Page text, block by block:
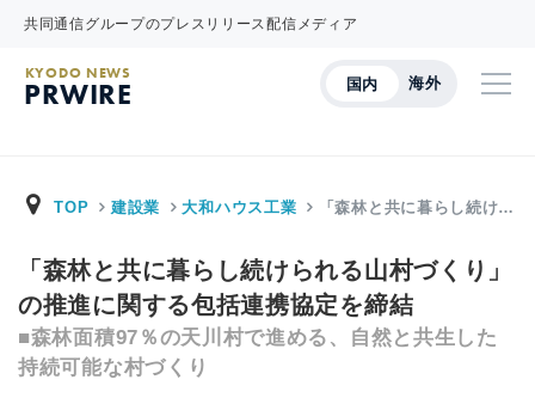
共同通信グループのプレスリリース配信メディア
国内 海外
KYODO NEWS
PRWIRE
TOP 建設業 大和ハウス工業 「森林と共に暮らし続け…
「森林と共に暮らし続けられる山村づくり」
の推進に関する包括連携協定を締結
■森林面積97％の天川村で進める、自然と共生した
持続可能な村づくり